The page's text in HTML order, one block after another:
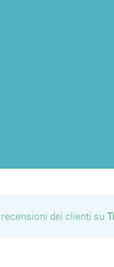
dei clienti su
P